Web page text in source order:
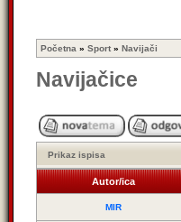
Početna » Sport » Navijači
Navijačice
Prikaz ispisa
Autor/ica
MIR